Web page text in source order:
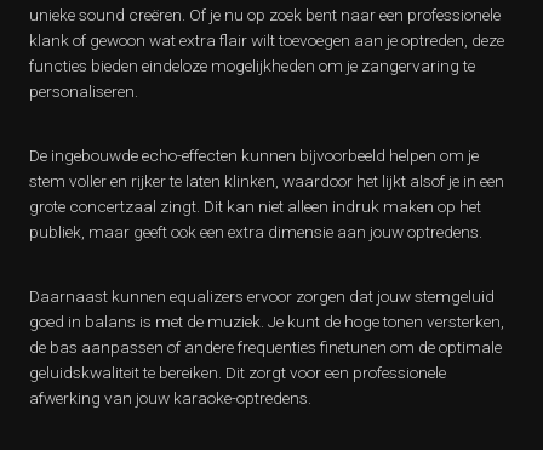
unieke sound creëren. Of je nu op zoek bent naar een professionele
klank of gewoon wat extra flair wilt toevoegen aan je optreden, deze
functies bieden eindeloze mogelijkheden om je zangervaring te
personaliseren.
De ingebouwde echo-effecten kunnen bijvoorbeeld helpen om je
stem voller en rijker te laten klinken, waardoor het lijkt alsof je in een
grote concertzaal zingt. Dit kan niet alleen indruk maken op het
publiek, maar geeft ook een extra dimensie aan jouw optredens.
Daarnaast kunnen equalizers ervoor zorgen dat jouw stemgeluid
goed in balans is met de muziek. Je kunt de hoge tonen versterken,
de bas aanpassen of andere frequenties finetunen om de optimale
geluidskwaliteit te bereiken. Dit zorgt voor een professionele
afwerking van jouw karaoke-optredens.